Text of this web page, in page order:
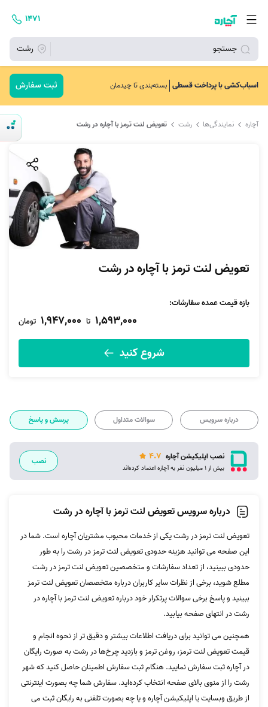
جستجو رشت
۱۴۷۱
اسباب‌کشی با پرداخت قسطی بسته‌بندی تا چیدمان ثبت سفارش
آچاره نمایندگی‌ها رشت تعویض لنت ترمز با آچاره در رشت
تعویض لنت ترمز با آچاره در رشت
بازه قیمت عمده سفارشات:
1,593,000 تا 1,947,000 تومان
شروع کنید
درباره سرویس سوالات متداول پرسش و پاسخ
نصب اپلیکیشن آچاره 4.7
بیش از 1 میلیون نفر به آچاره اعتماد کرده‌اند
نصب
درباره سرویس تعویض لنت ترمز با آچاره در رشت
تعویض لنت ترمز در رشت یکی از خدمات محبوب مشتریان آچاره است. شما در
این صفحه می توانید هزینه حدودی تعویض لنت ترمز در رشت را به طور
حدودی ببینید، از تعداد سفارشات و متخصصین تعویض لنت ترمز در رشت
مطلع شوید، برخی از نظرات سایر کاربران درباره متخصصان تعویض لنت ترمز
ببینید و پاسخ برخی سوالات پرتکرار خود درباره تعویض لنت ترمز با آچاره در
رشت در انتهای صفحه بیابید.
همچنین می توانید برای دریافت اطلاعات بیشتر و دقیق تر از نحوه انجام و
قیمت تعویض لنت ترمز، روغن ترمز و بازدید چرخ‌ها در رشت به صورت رایگان
در آچاره ثبت سفارش نمایید. هنگام ثبت سفارش اطمینان حاصل کنید که شهر
رشت را از منوی بالای صفحه انتخاب کرده‌اید. سفارش شما چه بصورت اینترنتی
از طریق وبسایت یا اپلیکیشن آچاره و یا چه بصورت تلفنی به رایگان ثبت می